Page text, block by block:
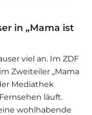
in „Mama ist
viel an. Im ZDF
Zweiteiler „Mama
Mediathek
läuft.
wohlhabende